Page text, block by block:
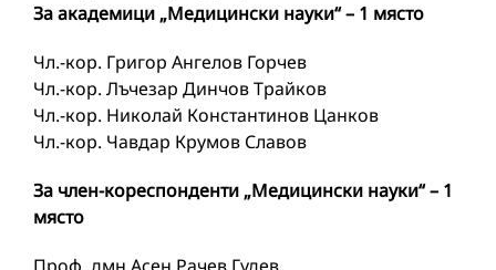
За академици „Медицински науки“ – 1 място
Чл.-кор. Григор Ангелов Горчев
Чл.-кор. Лъчезар Динчов Трайков
Чл.-кор. Николай Константинов Цанков
Чл.-кор. Чавдар Крумов Славов
За член-кореспонденти „Медицински науки“ – 1
място